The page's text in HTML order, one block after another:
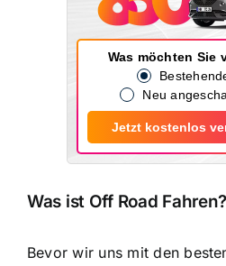
Was möchten Sie
Neu
Jetzt kostenlos
Was ist Off Road Fahren?
Bevor wir uns mit den